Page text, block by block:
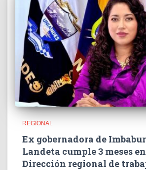
REGIONAL
Ex gobernadora de
Landeta cumple 3 meses
Dirección regional de